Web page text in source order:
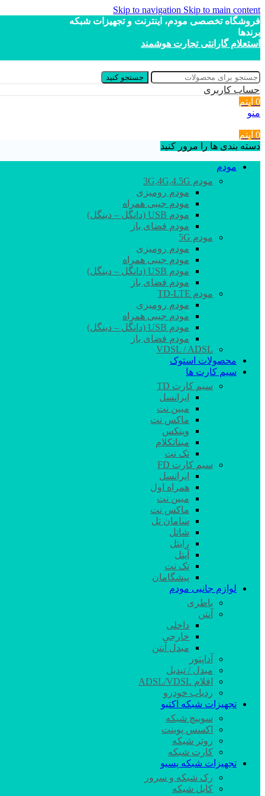
Skip to navigation Skip to main content
فروشگاه تخصصی مودم، اینترنت و تجهیزات شبکه
برندها
استعلام گارانتی تجارت هوشمند
جستجو کنید
حساب کاربری
0 آیتم
منو
0 آیتم
دسته بندی ها را مرور کنید
مودم
مودم 3G,4G,4.5G
مودم رومیزی
مودم جیبی همراه
مودم USB (دانگل – دینگل)
مودم فضای باز
مودم 5G
مودم رومیزی
مودم جیبی همراه
مودم USB (دانگل – دینگل)
مودم فضای باز
مودم TD-LTE
مودم رومیزی
مودم جیبی همراه
مودم USB (دانگل – دینگل)
مودم فضای باز
VDSL / ADSL
محصولات استوک
سیم کارت ها
سیم کارت TD
ایرانسل
مبین نت
ماکس نت
وینکس
مبناتکلام
تک نت
سیم کارت FD
ایرانسل
همراه اول
مبین نت
ماکس نت
سامان تل
شاتل
رایتل
آپتل
تک نت
پیشگامان
لوازم جانبی مودم
باطری
آنتن
داخلی
خارجی
مبدل آنتن
آداپتور
مبدل / تبدیل
اقلام ADSL/VDSL
ردیاب خودرو
تجهیزات شبکه اکتیو
سوییچ شبکه
اکسس پوینت
روتر شبکه
کارت شبکه
تجهیزات شبکه پسیو
رک شبکه و سرور
کابل شبکه